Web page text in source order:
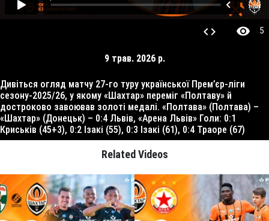
code visibility 5
9 трав. 2026 р.
Дивіться огляд матчу 27-го туру української Прем’єр-ліги
сезону-2025/26, у якому «Шахтар» переміг «Полтаву» й
достроково завоював золоті медалі. «Полтава» (Полтава) –
«Шахтар» (Донецьк) – 0:4 Львів, «Арена Львів» Голи: 0:1
Криськів (45+3), 0:2 Ізакі (55), 0:3 Ізакі (61), 0:4 Траоре (67)
Related Videos